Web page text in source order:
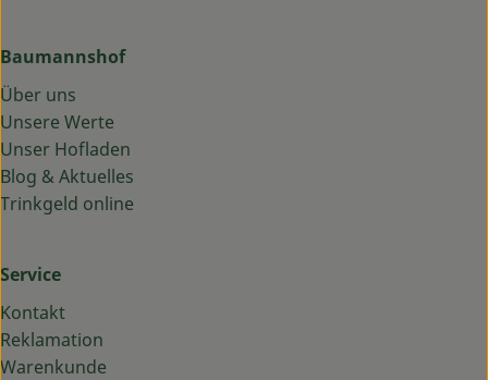
Baumannshof
Über uns
Unsere Werte
Unser Hofladen
Blog & Aktuelles
Trinkgeld online
Service
Kontakt
Reklamation
Warenkunde